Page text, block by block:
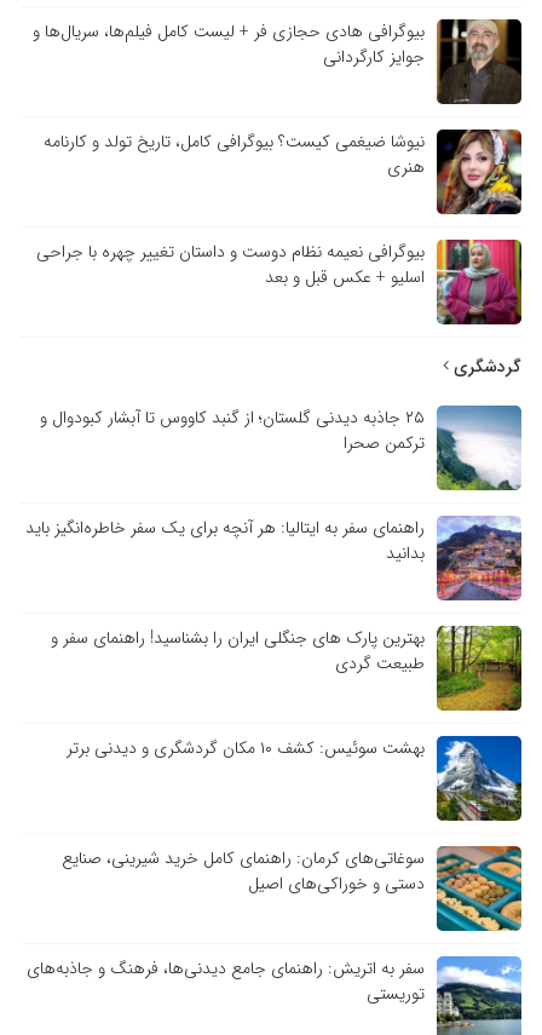
بیوگرافی هادی حجازی فر + لیست کامل فیلم‌ها، سریال‌ها و
جوایز کارگردانی
نیوشا ضیغمی کیست؟ بیوگرافی کامل، تاریخ تولد و کارنامه
هنری
بیوگرافی نعیمه نظام دوست و داستان تغییر چهره با جراحی
اسلیو + عکس قبل و بعد
گردشگری
۲۵ جاذبه دیدنی گلستان؛ از گنبد کاووس تا آبشار کبودوال و
ترکمن صحرا
راهنمای سفر به ایتالیا: هر آنچه برای یک سفر خاطره‌انگیز باید
بدانید
بهترین پارک های جنگلی ایران را بشناسید! راهنمای سفر و
طبیعت گردی
بهشت سوئیس: کشف ۱۰ مکان گردشگری و دیدنی برتر
سوغاتی‌های کرمان: راهنمای کامل خرید شیرینی، صنایع
دستی و خوراکی‌های اصیل
سفر به اتریش: راهنمای جامع دیدنی‌ها، فرهنگ و جاذبه‌های
توریستی